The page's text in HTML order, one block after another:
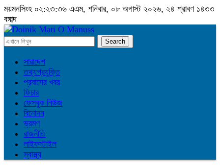
ময়মনসিংহ ০২:২৩:৩৭ এএম, শনিবার, ০৮ অগাস্ট ২০২৬, ২৪ শ্রাবণ ১৪৩৩
বঙ্গাব্দ
সারাদেশ
তথ্যপ্রযুক্তি
প্রবাসের খবর
ফিচার
ফেসবুক নিউজ
বিনোদন
ভ্রমণ
রাজনীতি
লাইফস্টাইল
স্বাস্থ্য